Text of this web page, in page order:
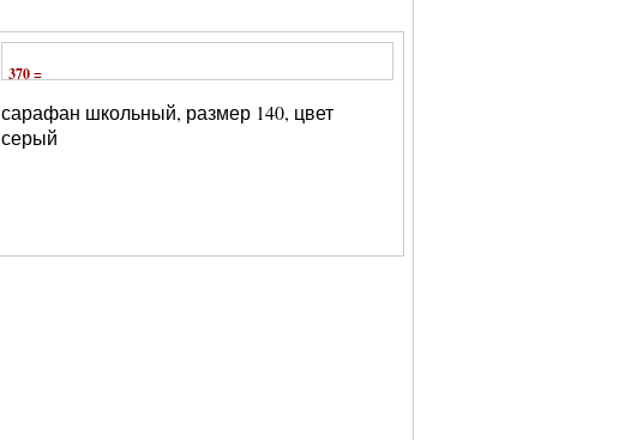
370 =
сарафан школьный, размер 140, цвет
серый